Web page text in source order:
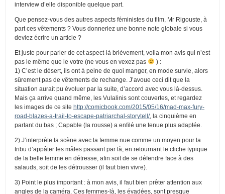
interview d’elle disponible quelque part.
Que pensez-vous des autres aspects féministes du film, Mr Rigouste, à
part ces vêtements ? Vous donneriez une bonne note globale si vous
deviez écrire un article ?
Et juste pour parler de cet aspect-là brièvement, voila mon avis qui n’est
pas le même que le votre (ne vous en vexez pas
) :
1) C’est le désert, ils ont à peine de quoi manger, en mode survie, alors
sûrement pas de vêtements de rechange. J’avoue ceci dit que la
situation aurait pu évoluer par la suite, d’accord avec vous là-dessus.
Mais ça arrive quand même, les Vulalinis sont couvertes, et regardez
les images de ce site http://comicbook.com/2015/05/16/mad-max-fury-
road-blazes-a-trail-to-escape-patriarchal-storytell/, la cinquième en
partant du bas ; Capable (la rousse) a enfilé une tenue plus adaptée.
2) J’interprète la scène avec la femme nue comme un moyen pour la
tribu d’appâter les mâles passant par là, en retournant le cliche typique
de la belle femme en détresse, afin soit de se défendre face à des
salauds, soit de les détrousser (il faut bien vivre).
3) Point le plus important : à mon avis, il faut bien prêter attention aux
angles de la caméra. Ces femmes-là, les évadées, sont presque